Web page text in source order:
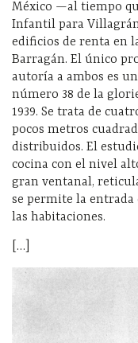
México —al tiempo
Infantil para
edificios de renta en
Barragán. El único
autoría a ambos es
número 38 de la
1939. Se trata de
pocos metros
distribuidos. El
cocina con el nivel
gran ventanal,
se permite la
las habitaciones.
[…]